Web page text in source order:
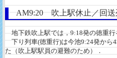
AM9:20 吹上駅休止／回送
地下鉄吹上駅では，9:18発の徳重行
下り列車(徳重行)は今池9:24発から4
た（吹上駅駅員の避難のため）．